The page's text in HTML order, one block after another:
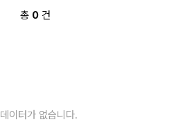
총 0 건
데이터가 없습니다.